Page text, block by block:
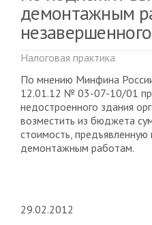
демонтажным
Налоговая практика
По мнению Минфина
12.01.12 № 03-07-10/01
недостроенного здания
возместить из бюджета
стоимость,
демонтажным работам.
29.02.2012